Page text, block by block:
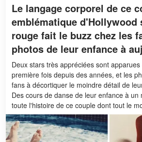
Le langage corporel de ce
emblématique d'Hollywood
rouge fait le buzz chez les
photos de leur enfance à
Deux stars très appréciées sont
première fois depuis des années, et les
fans à décortiquer le moindre détail de
Des cours de danse de leur enfance à un
toute l'histoire de ce couple dont tout le